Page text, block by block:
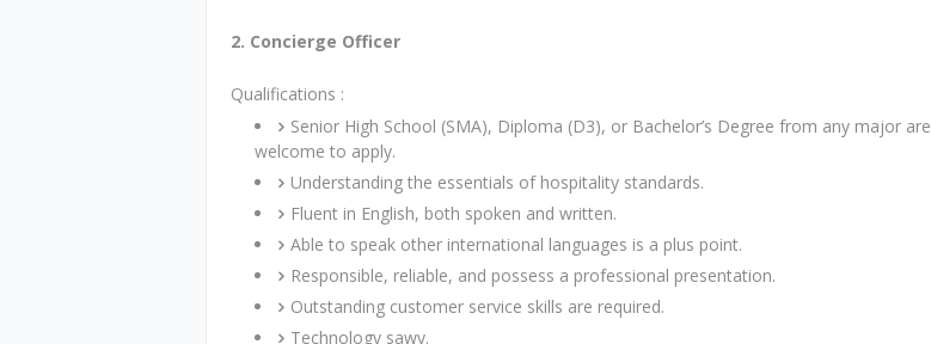
2. Concierge Officer
Qualifications :
Senior High School (SMA), Diploma (D3), or Bachelor’s Degree from any major are
welcome to apply.
Understanding the essentials of hospitality standards.
Fluent in English, both spoken and written.
Able to speak other international languages is a plus point.
Responsible, reliable, and possess a professional presentation.
Outstanding customer service skills are required.
Technology sawy.